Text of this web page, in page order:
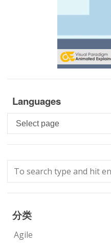
Languages
Languages
分类
Agile